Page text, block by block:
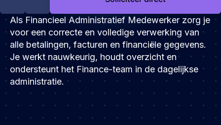
Engineering & leadership
Executive search
Marketing
Product
Sales
Specialistische techrollen
Als Financieel Administratief Medewerker zorg je
voor een correcte en volledige verwerking van
alle betalingen, facturen en financiële gegevens.
Je werkt nauwkeurig, houdt overzicht en
ondersteunt het Finance-team in de dagelijkse
administratie.